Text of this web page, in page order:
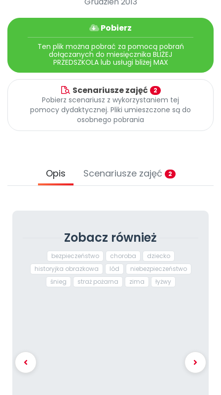
Pomoc
Pobierz
Ten plik można pobrać za pomocą pobrań
dołączanych do miesięcznika BLIŻEJ
PRZEDSZKOLA lub usługi bliżej MAX
Scenariusze zajęć 2
Pobierz scenariusz z wykorzystaniem tej
pomocy dydaktycznej. Pliki umieszczone są do
osobnego pobrania
Opis Scenariusze zajęć 2
Zobacz również
bezpieczeństwo choroba
dziecko
historyjka obrazkowa
lód
niebezpieczeństwo
śnieg
straż pożarna zima łyżwy